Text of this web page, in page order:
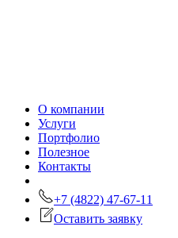
О компании
Услуги
Портфолио
Полезное
Контакты
+7 (4822) 47-67-11
Оставить заявку